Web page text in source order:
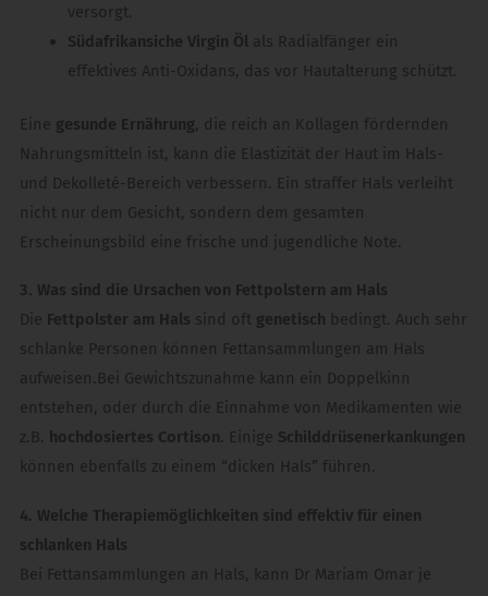
versorgt.
Südafrikansiche Virgin Öl als Radialfänger ein
effektives Anti-Oxidans, das vor Hautalterung schützt.
Eine gesunde Ernährung, die reich an Kollagen fördernden
Nahrungsmitteln ist, kann die Elastizität der Haut im Hals-
und Dekolleté-Bereich verbessern. Ein straffer Hals verleiht
nicht nur dem Gesicht, sondern dem gesamten
Erscheinungsbild eine frische und jugendliche Note.
3. Was sind die Ursachen von Fettpolstern am Hals
Die Fettpolster am Hals sind oft genetisch bedingt. Auch sehr
schlanke Personen können Fettansammlungen am Hals
aufweisen.Bei Gewichtszunahme kann ein Doppelkinn
entstehen, oder durch die Einnahme von Medikamenten wie
z.B. hochdosiertes Cortison. Einige Schilddrüsenerkankungen
können ebenfalls zu einem “dicken Hals” führen.
4. Welche Therapiemöglichkeiten sind effektiv für einen
schlanken Hals
Bei Fettansammlungen an Hals, kann Dr Mariam Omar je